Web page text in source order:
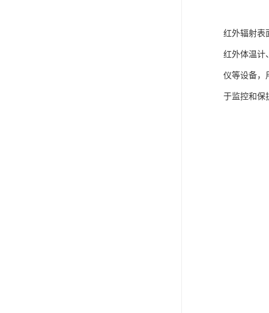
红外辐射表
红外体温计
仪等设备，
于监控和保